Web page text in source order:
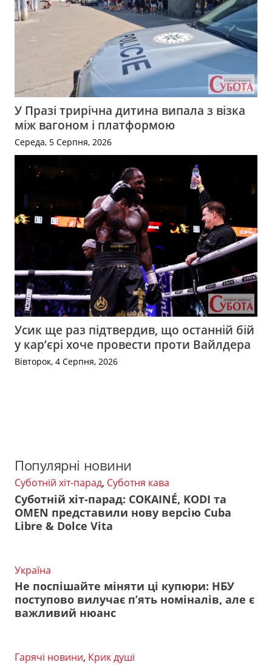
У Празі трирічна дитина випала з візка
між вагоном і платформою
Середа, 5 Серпня, 2026
Усик ще раз підтвердив, що останній бій
у кар’єрі хоче провести проти Вайлдера
Вівторок, 4 Серпня, 2026
Популярні новини
Суботній хіт-парад, Суботня кава
Суботній хіт-парад: COKAINÉ, KODI та
OMEN представили нову версію Cuba
Libre & Dolce Vita
Україна
Не поспішайте міняти ці купюри: НБУ
поступово вилучає п’ять номіналів, але є
важливий нюанс
Гарячі новини, Крик душі